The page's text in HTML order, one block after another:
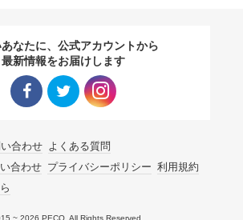
なたに、公式アカウントから
最新情報をお届けします
合わせ よくある質問
合わせ プライバシーポリシー 利用規約
~ 2026 PECO. All Rights Reserved.